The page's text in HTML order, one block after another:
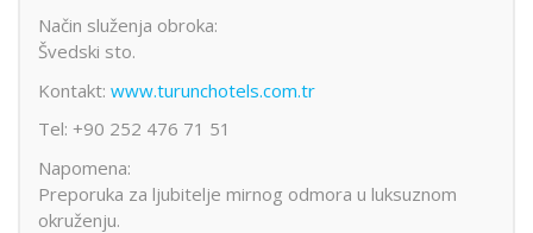
Način služenja obroka:
Švedski sto.
Kontakt: www.turunchotels.com.tr
Tel: +90 252 476 71 51
Napomena:
Preporuka za ljubitelje mirnog odmora u luksuznom
okruženju.